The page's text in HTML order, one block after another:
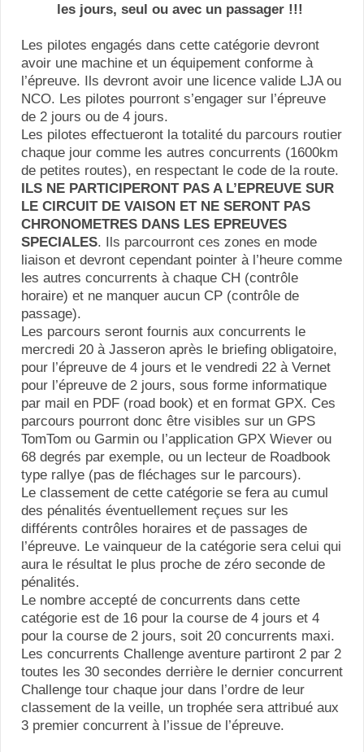
les jours, seul ou avec un passager !!!
Les pilotes engagés dans cette catégorie devront
avoir une machine et un équipement conforme à
l’épreuve. Ils devront avoir une licence valide LJA ou
NCO. Les pilotes pourront s’engager sur l’épreuve
de 2 jours ou de 4 jours.
Les pilotes effectueront la totalité du parcours routier
chaque jour comme les autres concurrents (1600km
de petites routes), en respectant le code de la route.
ILS NE PARTICIPERONT PAS A L’EPREUVE SUR
LE CIRCUIT DE VAISON ET NE SERONT PAS
CHRONOMETRES DANS LES EPREUVES
SPECIALES. Ils parcourront ces zones en mode
liaison et devront cependant pointer à l’heure comme
les autres concurrents à chaque CH (contrôle
horaire) et ne manquer aucun CP (contrôle de
passage).
Les parcours seront fournis aux concurrents le
mercredi 20 à Jasseron après le briefing obligatoire,
pour l’épreuve de 4 jours et le vendredi 22 à Vernet
pour l’épreuve de 2 jours, sous forme informatique
par mail en PDF (road book) et en format GPX. Ces
parcours pourront donc être visibles sur un GPS
TomTom ou Garmin ou l’application GPX Wiever ou
68 degrés par exemple, ou un lecteur de Roadbook
type rallye (pas de fléchages sur le parcours).
Le classement de cette catégorie se fera au cumul
des pénalités éventuellement reçues sur les
différents contrôles horaires et de passages de
l’épreuve. Le vainqueur de la catégorie sera celui qui
aura le résultat le plus proche de zéro seconde de
pénalités.
Le nombre accepté de concurrents dans cette
catégorie est de 16 pour la course de 4 jours et 4
pour la course de 2 jours, soit 20 concurrents maxi.
Les concurrents Challenge aventure partiront 2 par 2
toutes les 30 secondes derrière le dernier concurrent
Challenge tour chaque jour dans l’ordre de leur
classement de la veille, un trophée sera attribué aux
3 premier concurrent à l’issue de l’épreuve.